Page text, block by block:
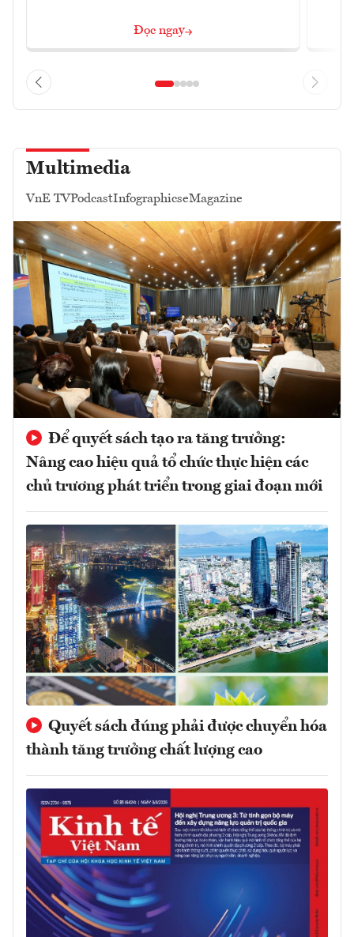
Đọc ngay
Multimedia
VnE TVPodcastInfographicseMagazine
Để quyết sách tạo ra tăng trưởng:
Nâng cao hiệu quả tổ chức thực hiện các
chủ trương phát triển trong giai đoạn mới
Quyết sách đúng phải được chuyển hóa
thành tăng trưởng chất lượng cao